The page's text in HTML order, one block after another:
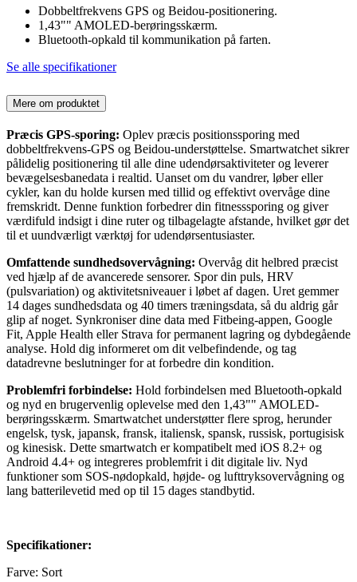
Dobbeltfrekvens GPS og Beidou-positionering.
1,43"" AMOLED-berøringsskærm.
Bluetooth-opkald til kommunikation på farten.
Se alle specifikationer
Mere om produktet
Præcis GPS-sporing: Oplev præcis positionssporing med
dobbeltfrekvens-GPS og Beidou-understøttelse. Smartwatchet sikrer
pålidelig positionering til alle dine udendørsaktiviteter og leverer
bevægelsesbanedata i realtid. Uanset om du vandrer, løber eller
cykler, kan du holde kursen med tillid og effektivt overvåge dine
fremskridt. Denne funktion forbedrer din fitnesssporing og giver
værdifuld indsigt i dine ruter og tilbagelagte afstande, hvilket gør det
til et uundværligt værktøj for udendørsentusiaster.
Omfattende sundhedsovervågning: Overvåg dit helbred præcist
ved hjælp af de avancerede sensorer. Spor din puls, HRV
(pulsvariation) og aktivitetsniveauer i løbet af dagen. Uret gemmer
14 dages sundhedsdata og 40 timers træningsdata, så du aldrig går
glip af noget. Synkroniser dine data med Fitbeing-appen, Google
Fit, Apple Health eller Strava for permanent lagring og dybdegående
analyse. Hold dig informeret om dit velbefindende, og tag
datadrevne beslutninger for at forbedre din kondition.
Problemfri forbindelse: Hold forbindelsen med Bluetooth-opkald
og nyd en brugervenlig oplevelse med den 1,43"" AMOLED-
berøringsskærm. Smartwatchet understøtter flere sprog, herunder
engelsk, tysk, japansk, fransk, italiensk, spansk, russisk, portugisisk
og kinesisk. Dette smartwatch er kompatibelt med iOS 8.2+ og
Android 4.4+ og integreres problemfrit i dit digitale liv. Nyd
funktioner som SOS-nødopkald, højde- og lufttryksovervågning og
lang batterilevetid med op til 15 dages standbytid.
Specifikationer:
Farve: Sort